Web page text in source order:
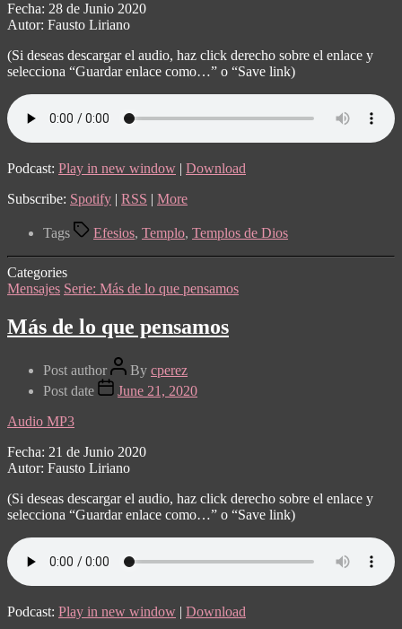
Fecha: 28 de Junio 2020
Autor: Fausto Liriano
(Si deseas descargar el audio, haz click derecho sobre el enlace y
selecciona “Guardar enlace como…” o “Save link)
Podcast: Play in new window | Download
Subscribe: Spotify | RSS | More
Tags Efesios, Templo, Templos de Dios
Categories
Mensajes Serie: Más de lo que pensamos
Más de lo que pensamos
Post author By cperez
Post date
June 21, 2020
Audio MP3
Fecha: 21 de Junio 2020
Autor: Fausto Liriano
(Si deseas descargar el audio, haz click derecho sobre el enlace y
selecciona “Guardar enlace como…” o “Save link)
Podcast: Play in new window | Download